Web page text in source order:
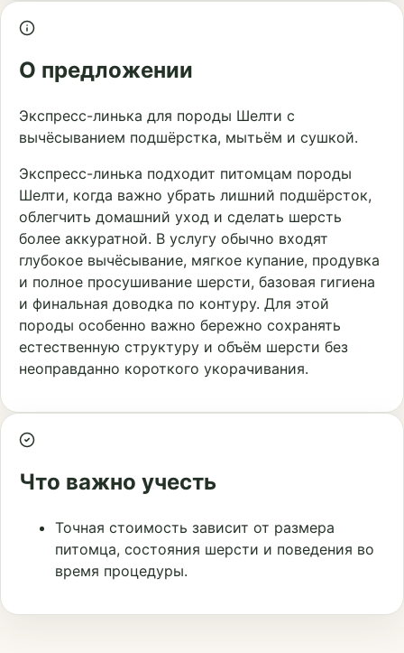
О предложении
Экспресс-линька для породы Шелти с
вычёсыванием подшёрстка, мытьём и сушкой.
Экспресс-линька подходит питомцам породы
Шелти, когда важно убрать лишний подшёрсток,
облегчить домашний уход и сделать шерсть
более аккуратной. В услугу обычно входят
глубокое вычёсывание, мягкое купание, продувка
и полное просушивание шерсти, базовая гигиена
и финальная доводка по контуру. Для этой
породы особенно важно бережно сохранять
естественную структуру и объём шерсти без
неоправданно короткого укорачивания.
Что важно учесть
Точная стоимость зависит от размера
питомца, состояния шерсти и поведения во
время процедуры.